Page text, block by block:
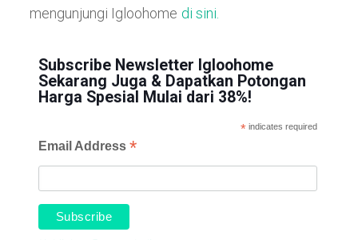
mengunjungi Igloohome di sini.
Subscribe Newsletter Igloohome
Sekarang Juga & Dapatkan Potongan
Harga Spesial Mulai dari 38%!
*indicates required
Email Address*